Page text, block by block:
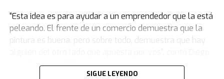
costo del metro cuadrado es de 3,2 millones de pesos.
Con el presupuesto previsto se podrían construir 7.400
“Esta idea es para ayudar a un emprendedor que la está
peleando. El frente de un comercio demuestra que la
pintura es buena, pero sobre todo, demuestra que hay
en diálogo conTN.
SIGUE LEYENDO